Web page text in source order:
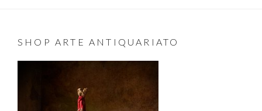
SHOP ARTE ANTIQUARIATO